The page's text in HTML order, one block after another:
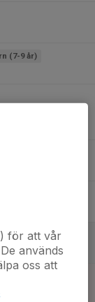
(7-9 år)
för att vår
används
oss att